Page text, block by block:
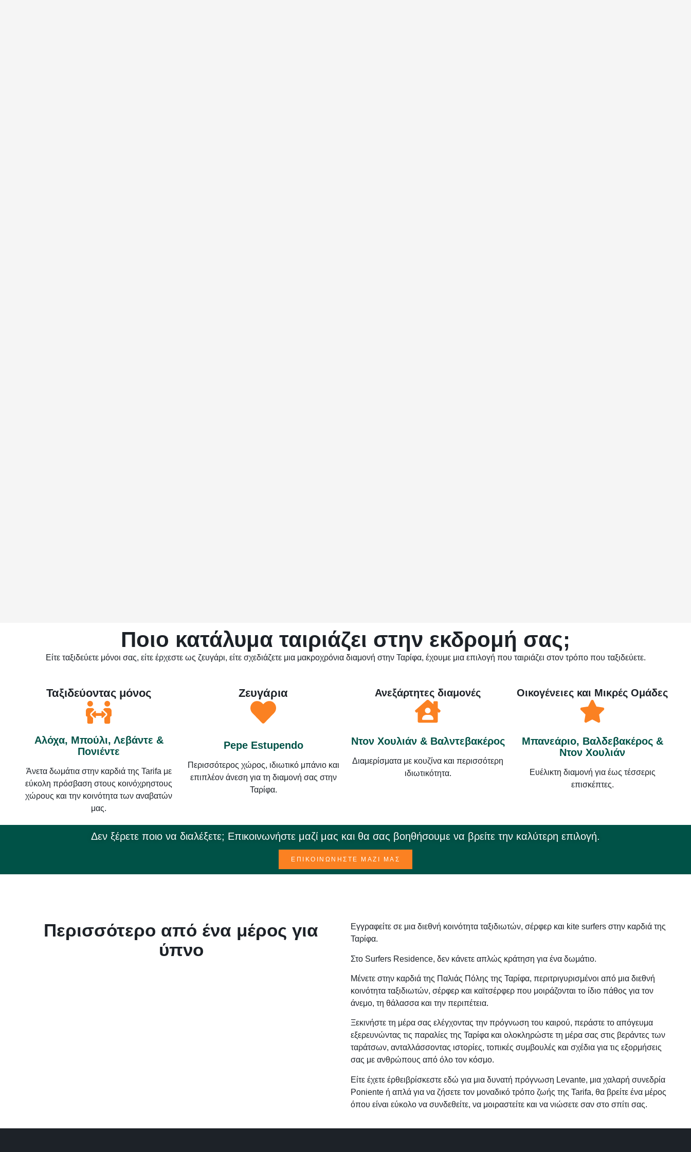
Ποιο κατάλυμα ταιριάζει στην εκδρομή σας;
Είτε ταξιδεύετε μόνοι σας, είτε έρχεστε ως ζευγάρι, είτε σχεδιάζετε μια μακροχρόνια διαμονή στην Ταρίφα, έχουμε μια επιλογή που ταιριάζει στον τρόπο που ταξιδεύετε.
Ταξιδεύοντας μόνος
Αλόχα, Μπούλι, Λεβάντε &
Πονιέντε
Άνετα δωμάτια στην καρδιά της Tarifa με
εύκολη πρόσβαση στους κοινόχρηστους
χώρους και την κοινότητα των αναβατών
μας.
Ζευγάρια
Pepe Estupendo
Περισσότερος χώρος, ιδιωτικό μπάνιο και
επιπλέον άνεση για τη διαμονή σας στην
Ταρίφα.
Ανεξάρτητες διαμονές
Ντον Χουλιάν & Βαλντεβακέρος
Διαμερίσματα με κουζίνα και περισσότερη
ιδιωτικότητα.
Οικογένειες και Μικρές Ομάδες
Μπανεάριο, Βαλδεβακέρος &
Ντον Χουλιάν
Ευέλικτη διαμονή για έως τέσσερις
επισκέπτες.
Δεν ξέρετε ποιο να διαλέξετε; Επικοινωνήστε μαζί μας και θα σας βοηθήσουμε να βρείτε την καλύτερη επιλογή.
ΕΠΙΚΟΙΝΩΝΉΣΤΕ ΜΑΖΊ ΜΑΣ
Περισσότερο από ένα μέρος για
ύπνο
Εγγραφείτε σε μια διεθνή κοινότητα ταξιδιωτών, σέρφερ και kite surfers στην καρδιά της
Ταρίφα.
Στο Surfers Residence, δεν κάνετε απλώς κράτηση για ένα δωμάτιο.
Μένετε στην καρδιά της Παλιάς Πόλης της Ταρίφα, περιτριγυρισμένοι από μια διεθνή
κοινότητα ταξιδιωτών, σέρφερ και καϊτσέρφερ που μοιράζονται το ίδιο πάθος για τον
άνεμο, τη θάλασσα και την περιπέτεια.
Ξεκινήστε τη μέρα σας ελέγχοντας την πρόγνωση του καιρού, περάστε το απόγευμα
εξερευνώντας τις παραλίες της Ταρίφα και ολοκληρώστε τη μέρα σας στις βεράντες των
ταράτσων, ανταλλάσσοντας ιστορίες, τοπικές συμβουλές και σχέδια για τις εξορμήσεις
σας με ανθρώπους από όλο τον κόσμο.
Είτε έχετε έρθειβρίσκεστε εδώ για μια δυνατή πρόγνωση Levante, μια χαλαρή συνεδρία
Poniente ή απλά για να ζήσετε τον μοναδικό τρόπο ζωής της Tarifa, θα βρείτε ένα μέρος
όπου είναι εύκολο να συνδεθείτε, να μοιραστείτε και να νιώσετε σαν στο σπίτι σας.